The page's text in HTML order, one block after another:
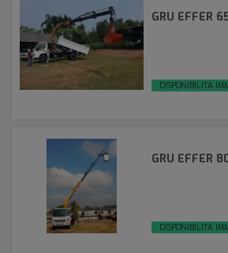
GRU EFFER
DISPONIBILITÀ
GRU EFFER
DISPONIBILITÀ